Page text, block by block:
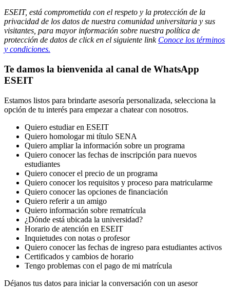
ESEIT, está comprometida con el respeto y la protección de la
privacidad de los datos de nuestra comunidad universitaria y sus
visitantes, para mayor información sobre nuestra política de
protección de datos de click en el siguiente link Conoce los términos
y condiciones.
Te damos la bienvenida al canal de WhatsApp
ESEIT
Estamos listos para brindarte asesoría personalizada, selecciona la
opción de tu interés para empezar a chatear con nosotros.
Quiero estudiar en ESEIT
Quiero homologar mi título SENA
Quiero ampliar la información sobre un programa
Quiero conocer las fechas de inscripción para nuevos
estudiantes
Quiero conocer el precio de un programa
Quiero conocer los requisitos y proceso para matricularme
Quiero conocer las opciones de financiación
Quiero referir a un amigo
Quiero información sobre rematrícula
¿Dónde está ubicada la universidad?
Horario de atención en ESEIT
Inquietudes con notas o profesor
Quiero conocer las fechas de ingreso para estudiantes activos
Certificados y cambios de horario
Tengo problemas con el pago de mi matrícula
Déjanos tus datos para iniciar la conversación con un asesor